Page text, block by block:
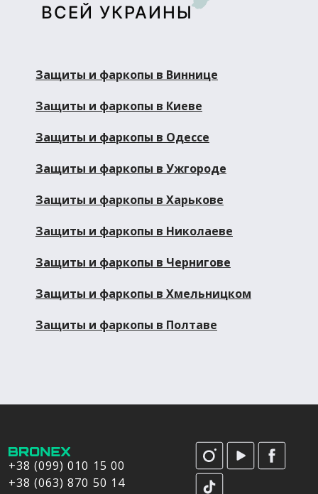
ВСЕЙ УКРАИНЫ
Защиты и фаркопы в Виннице
Защиты и фаркопы в Киеве
Защиты и фаркопы в Одессе
Защиты и фаркопы в Ужгороде
Защиты и фаркопы в Харькове
Защиты и фаркопы в Николаеве
Защиты и фаркопы в Чернигове
Защиты и фаркопы в Хмельницком
Защиты и фаркопы в Полтаве
+38 (099) 010 15 00
+38 (063) 870 50 14